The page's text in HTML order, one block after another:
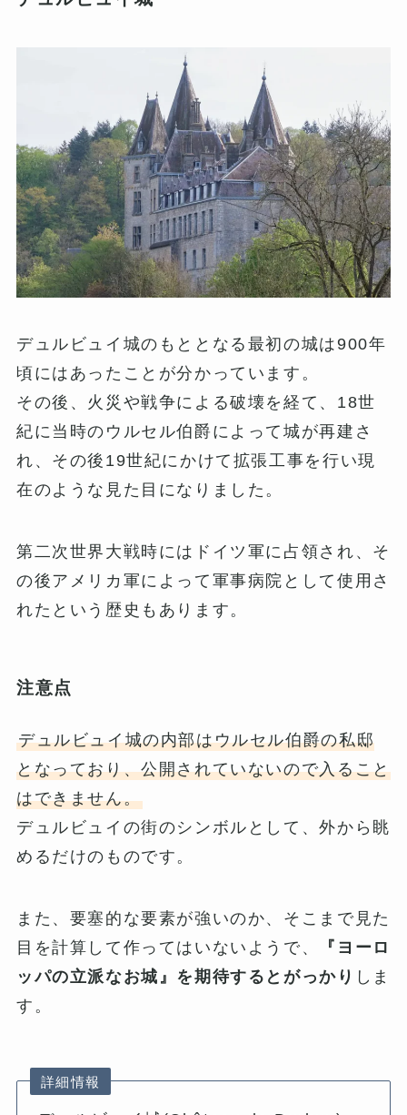
デュルビュイ城のもととなる最初の城は900年
頃にはあったことが分かっています。
その後、火災や戦争による破壊を経て、18世
紀に当時のウルセル伯爵によって城が再建さ
れ、その後19世紀にかけて拡張工事を行い現
在のような見た目になりました。
第二次世界大戦時にはドイツ軍に占領され、そ
の後アメリカ軍によって軍事病院として使用さ
れたという歴史もあります。
注意点
デュルビュイ城の内部はウルセル伯爵の私邸
となっており、公開されていないので入ること
はできません。
デュルビュイの街のシンボルとして、外から眺
めるだけのものです。
また、要塞的な要素が強いのか、そこまで見た
目を計算して作ってはいないようで、
『ヨーロ
ッパの立派なお城』を期待するとがっかり しま
す。
詳細情報